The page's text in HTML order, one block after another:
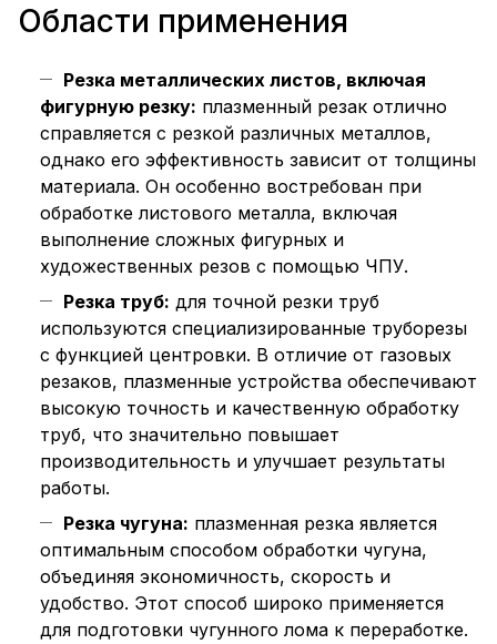
Области применения
Резка металлических листов, включая
фигурную резку: плазменный резак отлично
справляется с резкой различных металлов,
однако его эффективность зависит от толщины
материала. Он особенно востребован при
обработке листового металла, включая
выполнение сложных фигурных и
художественных резов с помощью ЧПУ.
Резка труб: для точной резки труб
используются специализированные труборезы
с функцией центровки. В отличие от газовых
резаков, плазменные устройства обеспечивают
высокую точность и качественную обработку
труб, что значительно повышает
производительность и улучшает результаты
работы.
Резка чугуна: плазменная резка является
оптимальным способом обработки чугуна,
объединяя экономичность, скорость и
удобство. Этот способ широко применяется
для подготовки чугунного лома к переработке.